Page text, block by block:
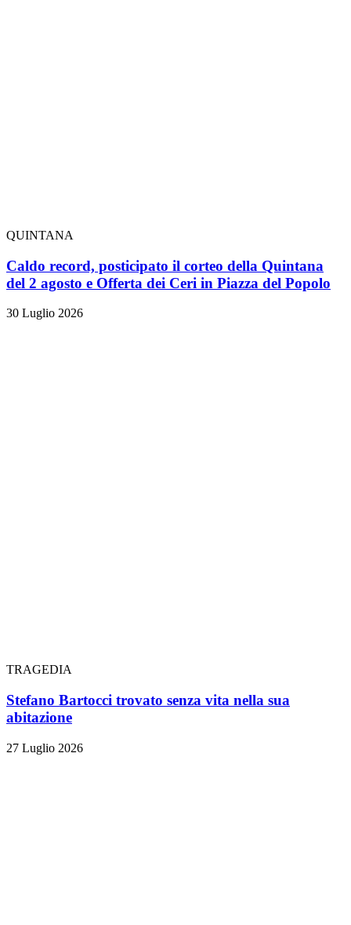
QUINTANA
Caldo record, posticipato il corteo della Quintana
del 2 agosto e Offerta dei Ceri in Piazza del Popolo
30 Luglio 2026
TRAGEDIA
Stefano Bartocci trovato senza vita nella sua
abitazione
27 Luglio 2026